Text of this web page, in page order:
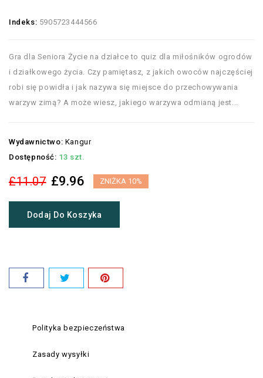
Indeks: 5905723444566
Gra dla Seniora Życie na działce to quiz dla miłośników ogrodów
i działkowego życia. Czy pamiętasz, z jakich owoców najczęściej
robi się powidła i jak nazywa się miejsce do przechowywania
warzyw zimą? A może wiesz, jakiego warzywa odmianą jest...
Wydawnictwo: Kangur
Dostępność: 13 szt.
£11.07 £9.96 ZNIŻKA 10%
Dodaj Do Koszyka
Polityka bezpieczeństwa
Zasady wysyłki